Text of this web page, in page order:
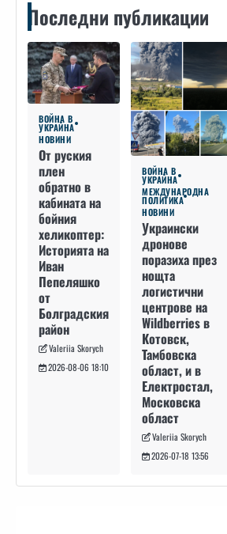
Последни публикации
ВОЙНА В
УКРАЙНА
НОВИНИ
От руския
плен
обратно в
кабината на
бойния
хеликоптер:
Историята на
Иван
Пепеляшко
от
Болградския
район
Valeriia Skorych
2026-08-06 18:10
ВОЙНА В
УКРАЙНА
МЕЖДУНАРОДНА
ПОЛИТИКА
НОВИНИ
Украински
дронове
поразиха през
нощта
логистични
центрове на
Wildberries в
Котовск,
Тамбовска
област, и в
Електростал,
Московска
област
Valeriia Skorych
2026-07-18 13:56